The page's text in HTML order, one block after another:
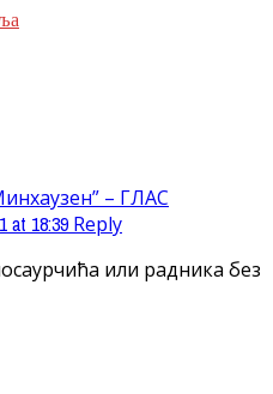
– ГЛАС
at 18:39 Reply
или радника без